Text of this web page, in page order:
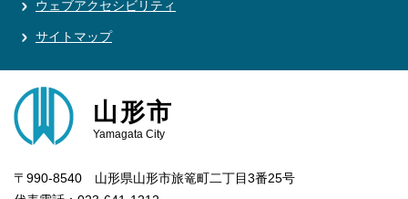
ウェブアクセシビリティ
サイトマップ
山形市
Yamagata City
〒990-8540 山形県山形市旅篭町二丁目3番25号